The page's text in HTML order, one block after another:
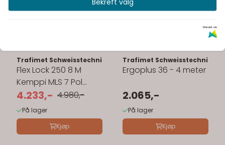
Trafimet Schweisstechnik GmbH
Flex Lock 250 8 M
Kemppi MLS 7 Pol
Vannkjølt
4.233,- 4.980,-
På lager
Kjøp
Trafimet Schweisstechnik
Ergoplus 36 - 4 meter
2.065,-
På lager
Kjøp
Drevet av